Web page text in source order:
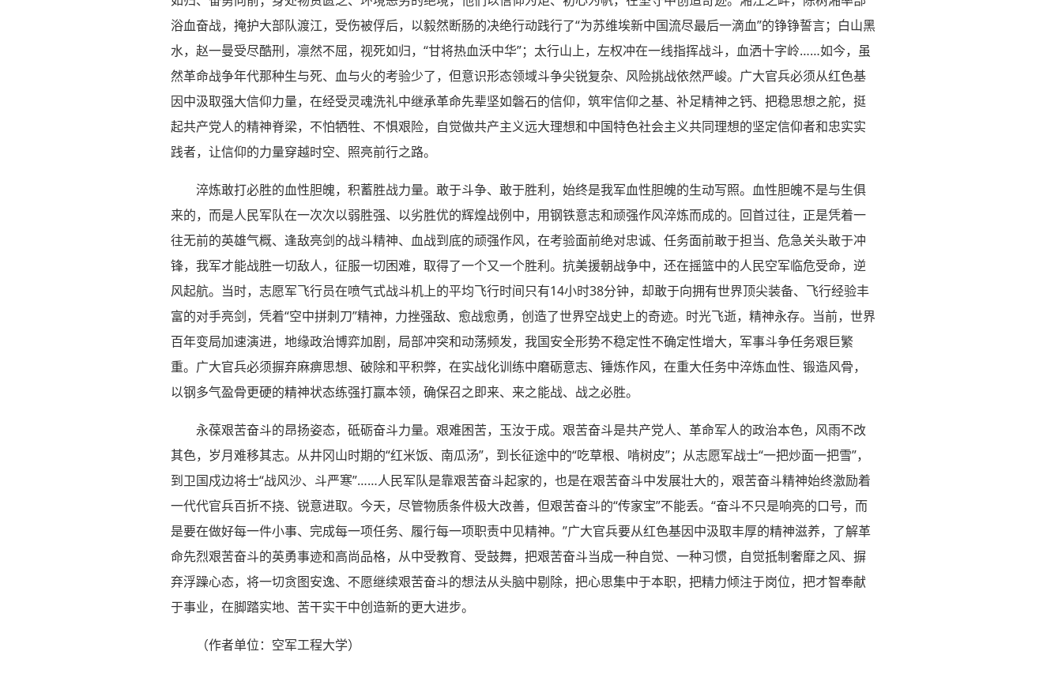
浴血奋战，掩护大部队渡江，受伤被俘后，以毅然断肠的决绝行动践行了“为苏维埃新中国流尽最后一滴血”的铮铮誓言；白山黑
水，赵一曼受尽酷刑，凛然不屈，视死如归，“甘将热血沃中华”；太行山上，左权冲在一线指挥战斗，血洒十字岭……如今，虽
然革命战争年代那种生与死、血与火的考验少了，但意识形态领域斗争尖锐复杂、风险挑战依然严峻。广大官兵必须从红色基
因中汲取强大信仰力量，在经受灵魂洗礼中继承革命先辈坚如磐石的信仰，筑牢信仰之基、补足精神之钙、把稳思想之舵，挺
起共产党人的精神脊梁，不怕牺牲、不惧艰险，自觉做共产主义远大理想和中国特色社会主义共同理想的坚定信仰者和忠实实
践者，让信仰的力量穿越时空、照亮前行之路。
淬炼敢打必胜的血性胆魄，积蓄胜战力量。敢于斗争、敢于胜利，始终是我军血性胆魄的生动写照。血性胆魄不是与生俱
来的，而是人民军队在一次次以弱胜强、以劣胜优的辉煌战例中，用钢铁意志和顽强作风淬炼而成的。回首过往，正是凭着一
往无前的英雄气概、逢敌亮剑的战斗精神、血战到底的顽强作风，在考验面前绝对忠诚、任务面前敢于担当、危急关头敢于冲
锋，我军才能战胜一切敌人，征服一切困难，取得了一个又一个胜利。抗美援朝战争中，还在摇篮中的人民空军临危受命，逆
风起航。当时，志愿军飞行员在喷气式战斗机上的平均飞行时间只有14小时38分钟，却敢于向拥有世界顶尖装备、飞行经验丰
富的对手亮剑，凭着“空中拼刺刀”精神，力挫强敌、愈战愈勇，创造了世界空战史上的奇迹。时光飞逝，精神永存。当前，世界
百年变局加速演进，地缘政治博弈加剧，局部冲突和动荡频发，我国安全形势不稳定性不确定性增大，军事斗争任务艰巨繁
重。广大官兵必须摒弃麻痹思想、破除和平积弊，在实战化训练中磨砺意志、锤炼作风，在重大任务中淬炼血性、锻造风骨，
以钢多气盈骨更硬的精神状态练强打赢本领，确保召之即来、来之能战、战之必胜。
永葆艰苦奋斗的昂扬姿态，砥砺奋斗力量。艰难困苦，玉汝于成。艰苦奋斗是共产党人、革命军人的政治本色，风雨不改
其色，岁月难移其志。从井冈山时期的“红米饭、南瓜汤”，到长征途中的“吃草根、啃树皮”；从志愿军战士“一把炒面一把雪”，
到卫国戍边将士“战风沙、斗严寒”……人民军队是靠艰苦奋斗起家的，也是在艰苦奋斗中发展壮大的，艰苦奋斗精神始终激励着
一代代官兵百折不挠、锐意进取。今天，尽管物质条件极大改善，但艰苦奋斗的“传家宝”不能丢。“奋斗不只是响亮的口号，而
是要在做好每一件小事、完成每一项任务、履行每一项职责中见精神。”广大官兵要从红色基因中汲取丰厚的精神滋养，了解革
命先烈艰苦奋斗的英勇事迹和高尚品格，从中受教育、受鼓舞，把艰苦奋斗当成一种自觉、一种习惯，自觉抵制奢靡之风、摒
弃浮躁心态，将一切贪图安逸、不愿继续艰苦奋斗的想法从头脑中剔除，把心思集中于本职，把精力倾注于岗位，把才智奉献
于事业，在脚踏实地、苦干实干中创造新的更大进步。
（作者单位：空军工程大学）